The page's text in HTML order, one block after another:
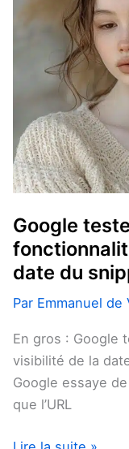
Google
date du
Par Emmanuel de
En gros : Google
visibilité de la
Google essaye
que l’URL
fonctionnalité
l’affichage
date
du
snippet
à
côté
de
l’URL